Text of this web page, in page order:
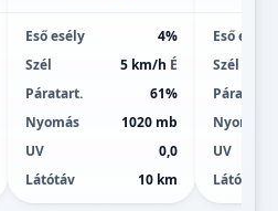
Eső esély
4%
Szél
5 km/h É
Páratart.
61%
Nyomás
1020 mb
UV
0,0
Látótáv
10 km
Eső esély
Szél
Páratart.
Nyomás
UV
Látótáv